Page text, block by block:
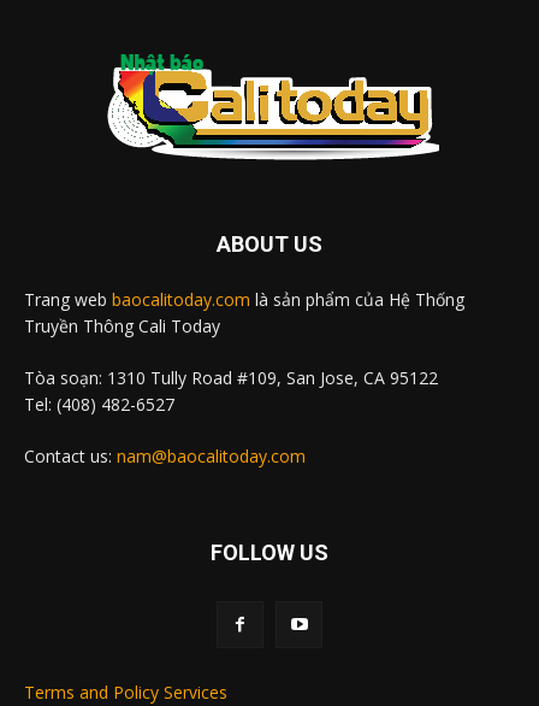
ABOUT US
Trang web baocalitoday.com là sản phẩm của Hệ Thống
Truyền Thông Cali Today
Tòa soạn: 1310 Tully Road #109, San Jose, CA 95122
Tel: (408) 482-6527
Contact us: nam@baocalitoday.com
FOLLOW US
Terms and Policy Services